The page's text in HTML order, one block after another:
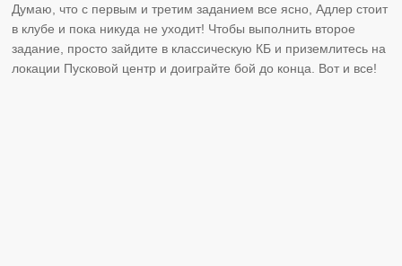
Думаю, что с первым и третим заданием все ясно, Адлер стоит
в клубе и пока никуда не уходит! Чтобы выполнить второе
задание, просто зайдите в классическую КБ и приземлитесь на
локации Пусковой центр и доиграйте бой до конца. Вот и все!